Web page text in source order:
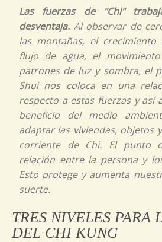
Las fuerzas de "Chi"
desventaja. Al observar de
las montañas, el
flujo de agua, el
patrones de luz y sombra, el
Shui nos coloca en una
respecto a estas fuerzas y así
beneficio del medio
adaptar las viviendas, objetos
corriente de Chi. El punto
relación entre la persona y
Esto protege y aumenta
suerte.
TRES NIVELES PARA
DEL CHI KUNG